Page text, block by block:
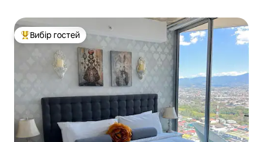
Топ вибір гостей
Вибір гостей